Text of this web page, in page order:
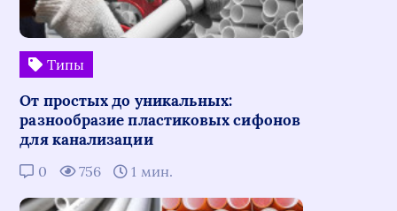
Типы
От простых до уникальных:
разнообразие пластиковых сифонов
для канализации
0 756 1 мин.